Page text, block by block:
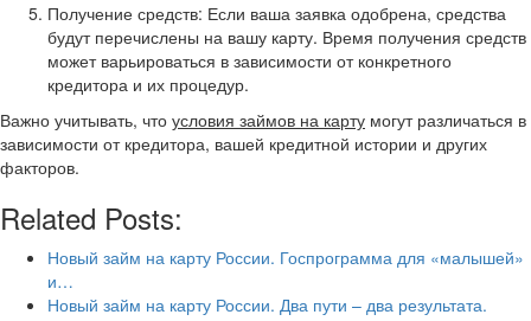
Получение средств: Если ваша заявка одобрена, средства
будут перечислены на вашу карту. Время получения средств
может варьироваться в зависимости от конкретного
кредитора и их процедур.
Важно учитывать, что условия займов на карту могут различаться в
зависимости от кредитора, вашей кредитной истории и других
факторов.
Related Posts:
Новый займ на карту России. Госпрограмма для «малышей»
и…
Новый займ на карту России. Два пути – два результата.